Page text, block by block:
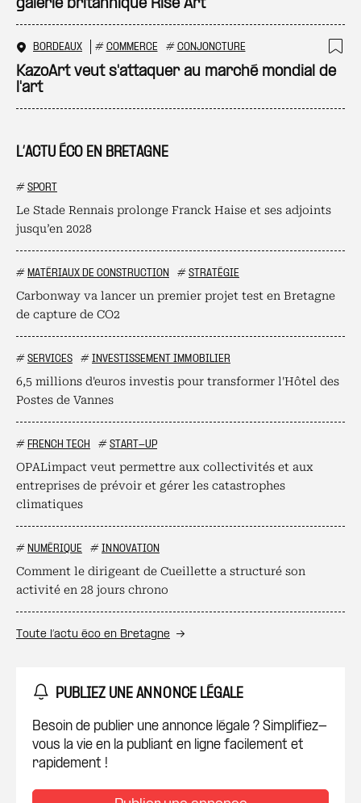
L’ACTU ÉCO EN BRETAGNE
# SPORT
Le Stade Rennais prolonge Franck Haise et ses adjoints
jusqu’en 2028
# MATÉRIAUX DE CONSTRUCTION # STRATÉGIE
Carbonway va lancer un premier projet test en Bretagne
de capture de CO2
# SERVICES # INVESTISSEMENT IMMOBILIER
6,5 millions d'euros investis pour transformer l'Hôtel des
Postes de Vannes
# FRENCH TECH # START-UP
OPALimpact veut permettre aux collectivités et aux
entreprises de prévoir et gérer les catastrophes
climatiques
# NUMÉRIQUE # INNOVATION
Comment le dirigeant de Cueillette a structuré son
activité en 28 jours chrono
Toute l’actu éco en Bretagne
PUBLIEZ UNE ANNONCE LÉGALE
Besoin de publier une annonce légale ? Simplifiez-
vous la vie en la publiant en ligne facilement et
rapidement !
galerie britannique Rise Art
BORDEAUX # COMMERCE # CONJONCTURE
KazoArt veut s'attaquer au marché mondial de
l'art